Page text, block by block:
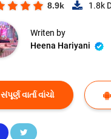
8.9k 1.8k
Writen by
Heena Hariyani
સંપૂર્ણ વાર્તા વાંચો